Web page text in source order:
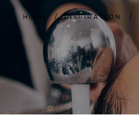
HOME/INSPIRATION /